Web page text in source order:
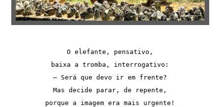
O elefante, pensativo,
baixa a tromba, interrogativo:
— Será que devo ir em frente?
Mas decide parar, de repente,
porque a imagem era mais urgente!